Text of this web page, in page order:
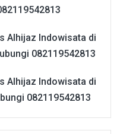
Alhijaz Indowisata di
082119542813
Alhijaz Indowisata di
082119542813